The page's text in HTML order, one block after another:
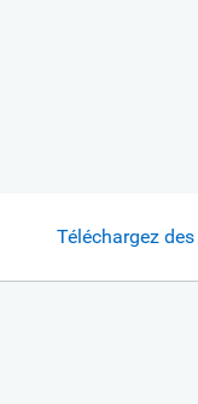
Téléchargez